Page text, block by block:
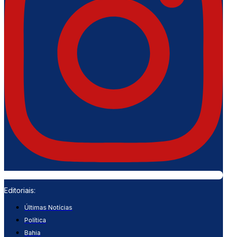
Editoriais:
Últimas Notícias
Política
Bahia